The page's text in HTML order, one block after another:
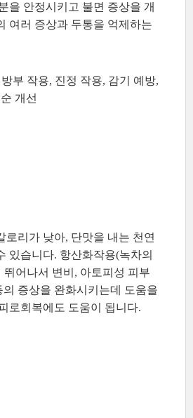
을 안정시키고 불면 증상을 개
여러 증상과 두통을 억제하는
부 작용, 진정 작용, 감기 예방,
개선
로리가 낮아, 단맛을 내는 천연
있습니다. 항산화작용(녹차의
뛰어나서 변비, 아토피성 피부
의 증상을 완화시키는데 도움을
로회복에도 도움이 됩니다.